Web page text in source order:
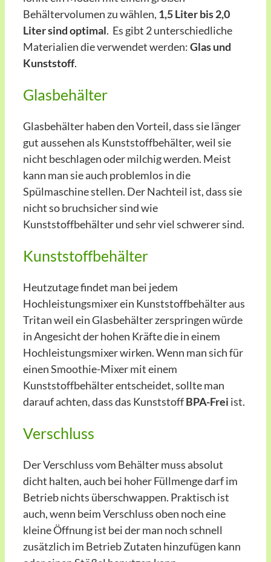
Behältervolumen zu wählen, 1,5 Liter bis 2,0
Liter sind optimal. Es gibt 2 unterschiedliche
Materialien die verwendet werden:Glas und
Kunststoff.
Glasbehälter
Glasbehälter haben den Vorteil, dass sie länger
gut aussehen als Kunststoffbehälter, weil sie
nicht beschlagen oder milchig werden. Meist
kann man sie auch problemlos in die
Spülmaschine stellen. Der Nachteil ist, dass sie
nicht so bruchsicher sind wie
Kunststoffbehälter und sehr viel schwerer sind.
Kunststoffbehälter
Heutzutage findet man bei jedem
Hochleistungsmixer ein Kunststoffbehälter aus
Tritan weil ein Glasbehälter zerspringen würde
in Angesicht der hohen Kräfte die in einem
Hochleistungsmixer wirken. Wenn man sich für
einen Smoothie-Mixer mit einem
Kunststoffbehälter entscheidet, sollte man
darauf achten, dass das KunststoffBPA-Frei ist.
Verschluss
Der Verschluss vom Behälter muss absolut
dicht halten, auch bei hoher Füllmenge darf im
Betrieb nichts überschwappen. Praktisch ist
auch, wenn beim Verschluss oben noch eine
kleine Öffnung ist bei der man noch schnell
zusätzlich im Betrieb Zutaten hinzufügen kann